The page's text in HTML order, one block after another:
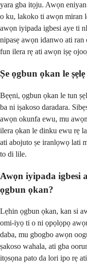
yara gba itọju. Awọn
o ku, lakoko ti awọn miran
awọn iyipada igbesi aye ti
nipasẹ awọn idanwo ati
fun ilera rẹ ati awọn iṣẹ
Ṣe ọgbun ọkan le
Bẹẹni, ọgbun ọkan le tun
ba ni iṣakoso daradara.
awọn okunfa ewu, mu
ilera ọkan le dinku ewu rẹ
ati abojuto ṣe iranlọwọ lati
to di lile.
Awọn iyipada igbesi
ọgbun ọkan?
Lẹhin ọgbun ọkan, kan si
omi-iyọ ti o ni ọpọlọpọ
daba, mu gbogbo awọn
ṣakoso wahala, ati gba
itọsọna pato da lori ipo rẹ